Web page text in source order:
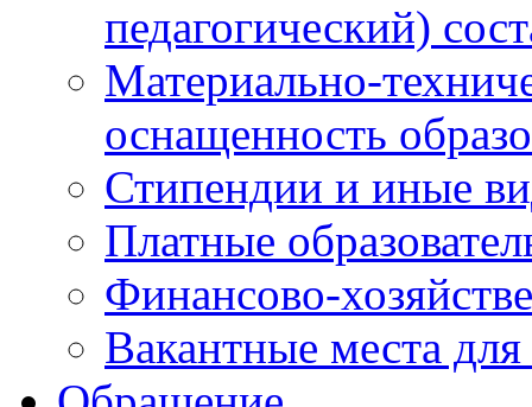
педагогический)
Материально-
оснащенность
Стипендии и иные
Платные
Финансово-
Вакантные места